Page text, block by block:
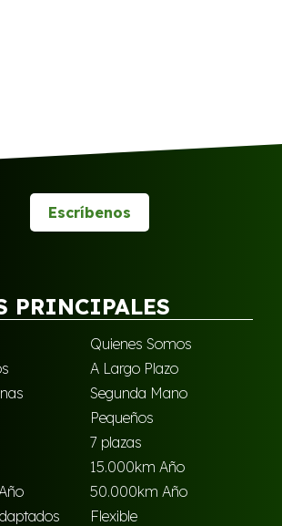
Escríbenos
PRINCIPALES
Quienes Somos
A Largo Plazo
Segunda Mano
Pequeños
7 plazas
15.000km Año
50.000km Año
Flexible